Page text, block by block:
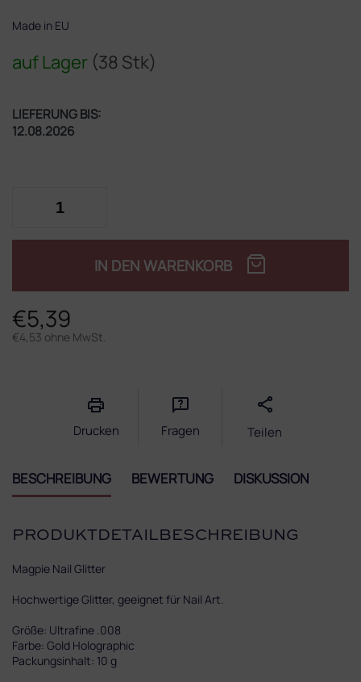
€5,39
€4,53 ohne MwSt.
auf Lager (38 Stk)
LIEFERUNG BIS:
12.08.2026
IN DEN WARENKORB
Made‌ ‌in‌ ‌EU‌
Drucken Fragen Teilen
BESCHREIBUNG BEWERTUNG DISKUSSION
PRODUKTDETAILBESCHREIBUNG
Magpie‌ ‌Nail‌ ‌Glitter‌ ‌
Hochwertige‌ ‌Glitter,‌ ‌geeignet‌ ‌für‌ Nail Art.‌ ‌ ‌
Größe:‌ ‌Ultrafine .008
Farbe:‌ Gold Holographic
Packungsinhalt:‌ 10 ‌g‌ ‌